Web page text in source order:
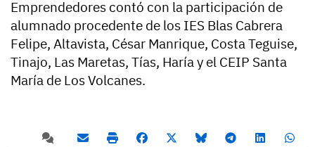
Emprendedores contó con la participación de
alumnado procedente de los IES Blas Cabrera
Felipe, Altavista, César Manrique, Costa Teguise,
Tinajo, Las Maretas, Tías, Haría y el CEIP Santa
María de Los Volcanes.